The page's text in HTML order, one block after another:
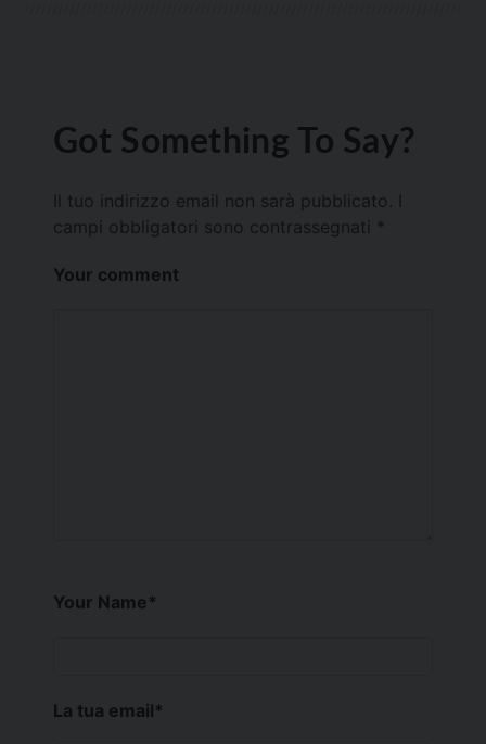
Got Something To Say?
Il tuo indirizzo email non sarà pubblicato.
campi obbligatori sono contrassegnati *
Your comment
Your Name*
La tua email*